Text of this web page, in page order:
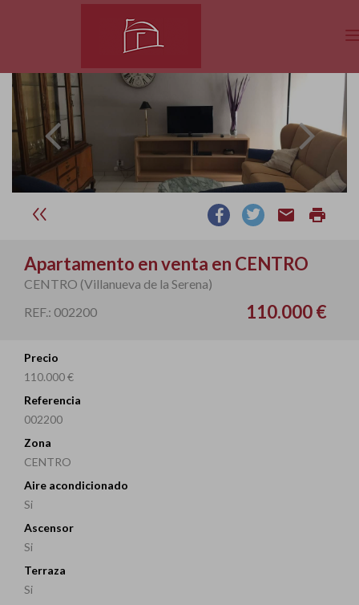
email print
Apartamento en venta en CENTRO
CENTRO (Villanueva de la Serena)
REF.: 002200
110.000 €
Precio
110.000 €
Referencia
002200
Zona
CENTRO
Aire acondicionado
Si
Ascensor
Si
Terraza
Si